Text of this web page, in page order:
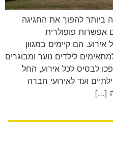
ביותר להפוך את החגיגה
פופולרית
הם קיימים במגוון
לילדים נוער ומבוגרים
לבסיס לכל אירוע, החל
ועד לאירועי חברה
[…]